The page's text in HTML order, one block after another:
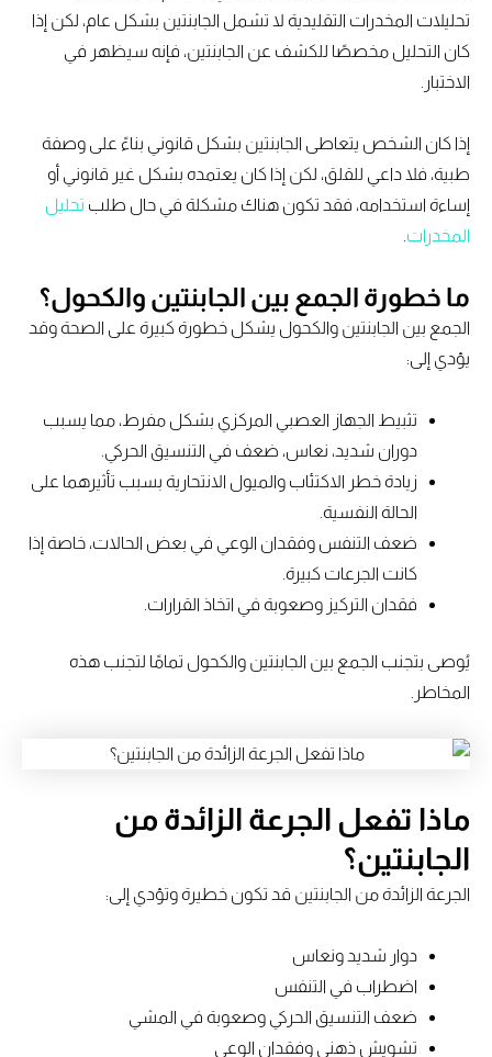
تحليلات المخدرات التقليدية لا تشمل الجابنتين بشكل عام، لكن إذا
كان التحليل مخصصًا للكشف عن الجابنتين، فإنه سيظهر في
الاختبار.
إذا كان الشخص يتعاطى الجابنتين بشكل قانوني بناءً على وصفة
طبية، فلا داعي للقلق، لكن إذا كان يعتمده بشكل غير قانوني أو
إساءة استخدامه، فقد تكون هناك مشكلة في حال طلب تحليل
المخدرات.
ما خطورة الجمع بين الجابنتين والكحول؟
الجمع بين الجابنتين والكحول يشكل خطورة كبيرة على الصحة وقد
يؤدي إلى:
تثبيط الجهاز العصبي المركزي بشكل مفرط، مما يسبب
دوران شديد، نعاس، ضعف في التنسيق الحركي.
زيادة خطر الاكتئاب والميول الانتحارية بسبب تأثيرهما على
الحالة النفسية.
ضعف التنفس وفقدان الوعي في بعض الحالات، خاصة إذا
كانت الجرعات كبيرة.
فقدان التركيز وصعوبة في اتخاذ القرارات.
يُوصى بتجنب الجمع بين الجابنتين والكحول تمامًا لتجنب هذه
المخاطر.
ماذا تفعل الجرعة الزائدة من
الجابنتين؟
الجرعة الزائدة من الجابنتين قد تكون خطيرة وتؤدي إلى:
دوار شديد ونعاس
اضطراب في التنفس
ضعف التنسيق الحركي وصعوبة في المشي
تشويش ذهني وفقدان الوعي